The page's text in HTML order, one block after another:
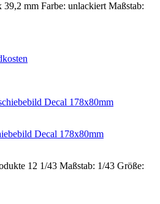
mm Farbe: unlackiert Maßstab:
Decal 178x80mm
12 1/43 Maßstab: 1/43 Größe: